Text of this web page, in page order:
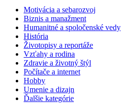
Motivácia a sebarozvoj
Biznis a manažment
Humanitné a spoločenské vedy
História
Životopisy a reportáže
Vzťahy a rodina
Zdravie a životný štýl
Počítače a internet
Hobby
Umenie a dizajn
Ďalšie kategórie